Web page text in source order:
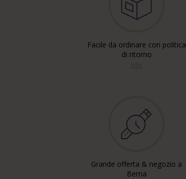
Facile da ordinare con politica
di ritorno
Grande offerta & negozio a
Berna